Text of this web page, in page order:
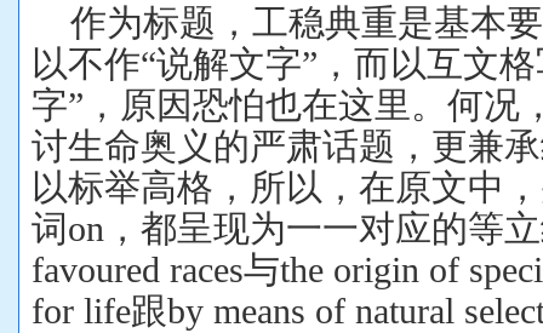
作为标题，工稳典重是基本
以不作“说解文字” ，而以互文
字” ，原因恐怕也在这里。何
讨生命奥义的严肃话题，更兼
以标举高格，所以，在原文中
词on ，都呈现为一一对应的等
favoured races与the origin of
for life跟by means of natural